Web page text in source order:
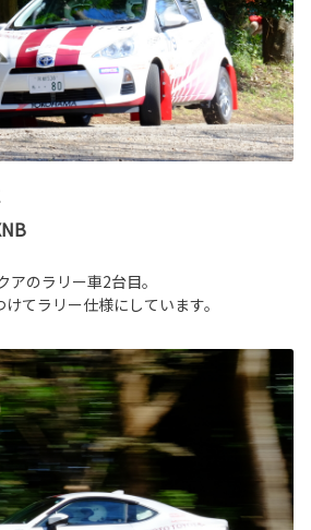
のラリー車2台目。
てラリー仕様にしています。